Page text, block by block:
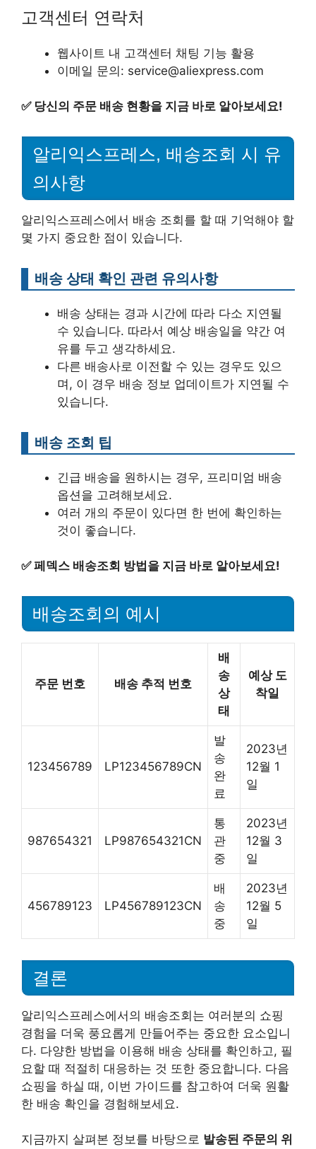
고객센터 연락처
웹사이트 내 고객센터 채팅 기능 활용
이메일 문의: service@aliexpress.com
✅ 당신의 주문 배송 현황을 지금 바로 알아보세요!
알리익스프레스, 배송조회 시 유
의사항
알리익스프레스에서 배송 조회를 할 때 기억해야 할
몇 가지 중요한 점이 있습니다.
배송 상태 확인 관련 유의사항
배송 상태는 경과 시간에 따라 다소 지연될
수 있습니다. 따라서 예상 배송일을 약간 여
유를 두고 생각하세요.
다른 배송사로 이전할 수 있는 경우도 있으
며, 이 경우 배송 정보 업데이트가 지연될 수
있습니다.
배송 조회 팁
긴급 배송을 원하시는 경우, 프리미엄 배송
옵션을 고려해보세요.
여러 개의 주문이 있다면 한 번에 확인하는
것이 좋습니다.
✅페덱스 배송조회 방법을 지금 바로 알아보세요!
배송조회의 예시
주문 번호 배송 추적 번호
배
송
상
태
예상 도
착일
123456789 LP123456789CN
발
송
완
료
2023년
12월 1
일
987654321 LP987654321CN
통
관
중
2023년
12월 3
일
456789123 LP456789123CN
배
송
중
2023년
12월 5
일
결론
알리익스프레스에서의 배송조회는 여러분의 쇼핑
경험을 더욱 풍요롭게 만들어주는 중요한 요소입니
다. 다양한 방법을 이용해 배송 상태를 확인하고, 필
요할 때 적절히 대응하는 것 또한 중요합니다. 다음
쇼핑을 하실 때, 이번 가이드를 참고하여 더욱 원활
한 배송 확인을 경험해보세요.
지금까지 살펴본 정보를 바탕으로 발송된 주문의 위